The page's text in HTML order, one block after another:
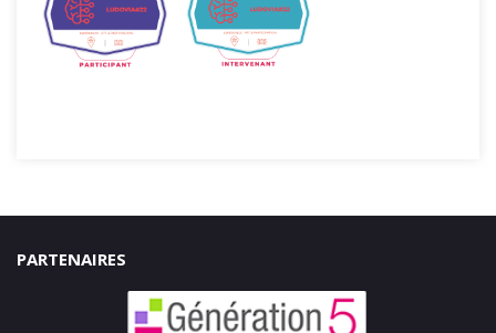
PARTENAIRES